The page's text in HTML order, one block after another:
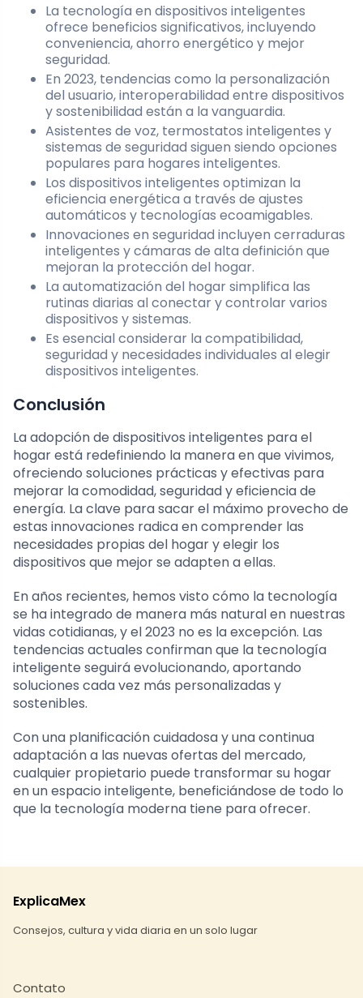
La tecnología en dispositivos inteligentes
ofrece beneficios significativos, incluyendo
conveniencia, ahorro energético y mejor
seguridad.
En 2023, tendencias como la personalización
del usuario, interoperabilidad entre dispositivos
y sostenibilidad están a la vanguardia.
Asistentes de voz, termostatos inteligentes y
sistemas de seguridad siguen siendo opciones
populares para hogares inteligentes.
Los dispositivos inteligentes optimizan la
eficiencia energética a través de ajustes
automáticos y tecnologías ecoamigables.
Innovaciones en seguridad incluyen cerraduras
inteligentes y cámaras de alta definición que
mejoran la protección del hogar.
La automatización del hogar simplifica las
rutinas diarias al conectar y controlar varios
dispositivos y sistemas.
Es esencial considerar la compatibilidad,
seguridad y necesidades individuales al elegir
dispositivos inteligentes.
Conclusión
La adopción de dispositivos inteligentes para el
hogar está redefiniendo la manera en que vivimos,
ofreciendo soluciones prácticas y efectivas para
mejorar la comodidad, seguridad y eficiencia de
energía. La clave para sacar el máximo provecho de
estas innovaciones radica en comprender las
necesidades propias del hogar y elegir los
dispositivos que mejor se adapten a ellas.
En años recientes, hemos visto cómo la tecnología
se ha integrado de manera más natural en nuestras
vidas cotidianas, y el 2023 no es la excepción. Las
tendencias actuales confirman que la tecnología
inteligente seguirá evolucionando, aportando
soluciones cada vez más personalizadas y
sostenibles.
Con una planificación cuidadosa y una continua
adaptación a las nuevas ofertas del mercado,
cualquier propietario puede transformar su hogar
en un espacio inteligente, beneficiándose de todo lo
que la tecnología moderna tiene para ofrecer.
ExplicaMex
Consejos, cultura y vida diaria en un solo lugar
Contato